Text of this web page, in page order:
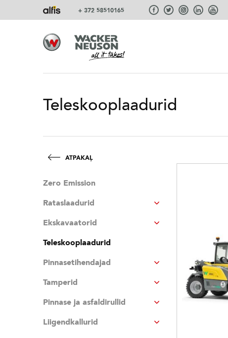
+ 372 58510165
Teleskooplaadurid
ATPAKAĻ
Zero Emission
Rataslaadurid
Ekskavaatorid
Teleskooplaadurid
Pinnasetihendajad
Tamperid
Pinnase ja asfaldirullid
Liigendkallurid